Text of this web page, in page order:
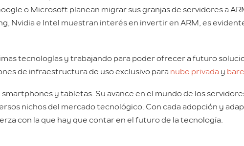
o Microsoft planean migrar sus granjas de servidores a
Nvidia e Intel muestran interés en invertir en ARM, es
tecnologías y trabajando para poder ofrecer a futuro
de infraestructura de uso exclusivo para nube privada y
y tabletas. Su avance en el mundo de los
nichos del mercado tecnológico. Con cada adopción y
con la que hay que contar en el futuro de la tecnología.